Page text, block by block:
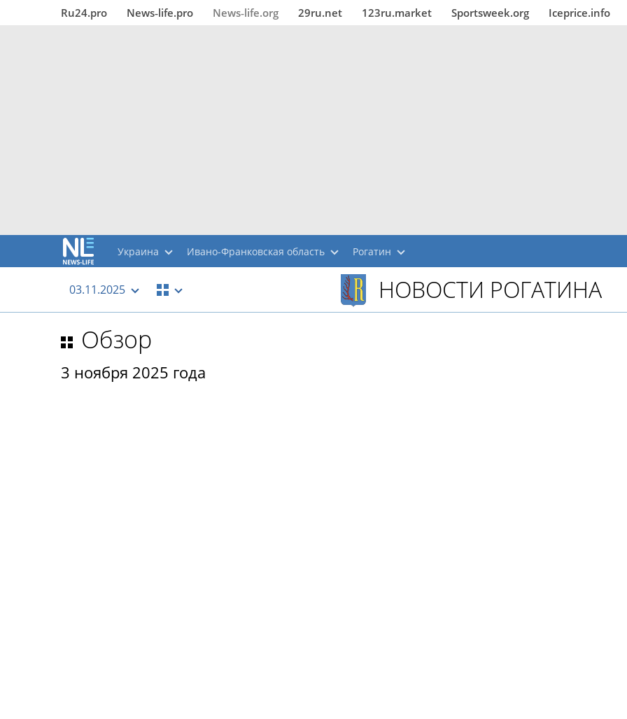
Ru24.pro News‑life.pro News‑life.org 29ru.net 123ru.market Sportsweek.org Iceprice.info
Украина Ивано-Франковская область Рогатин
03.11.2025 НОВОСТИ РОГАТИНА
Обзор
3 ноября 2025 года